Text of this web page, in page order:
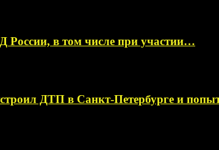
в том числе при участии…
ДТП в Санкт-Петербурге и